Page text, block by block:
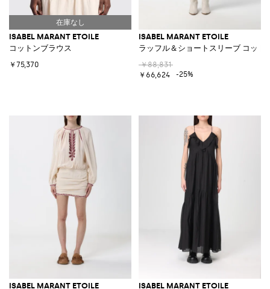
ISABEL MARANT ETOILE
コットンブラウス
￥75,370
ISABEL MARANT ETOILE
ラッフル＆ショートスリーブ コット
￥88,831
￥66,624
-25%
ISABEL MARANT ETOILE ISABEL MARANT ETOILE